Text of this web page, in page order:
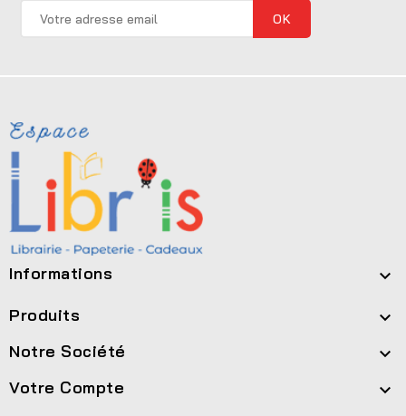
Informations 
Produits 
Notre Société 
Votre Compte 